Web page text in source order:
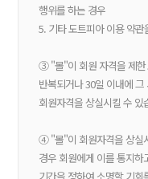
행위를 하는 경우
5. 기타 도트피아 이용 약관
③ "몰"이 회원 자격을 제한
반복되거나 30일 이내에
회원자격을 상실시킬 수 있
④ "몰"이 회원자격을 상실
경우 회원에게 이를 통지